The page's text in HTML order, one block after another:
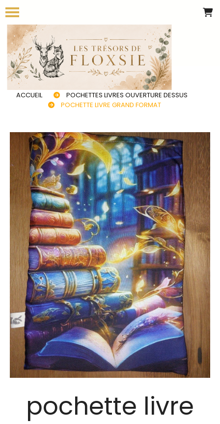
ACCUEIL
POCHETTES LIVRES OUVERTURE DESSUS
POCHETTE LIVRE GRAND FORMAT
pochette livre